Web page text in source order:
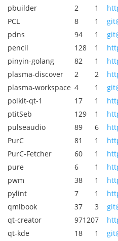
pbuilder
2 1
PCL
8 1
pdns
94 1
pencil
128 1
pinyin-golang
82 1
plasma-discover
2 2
plasma-workspace 4 1
polkit-qt-1
17 1
ptitSeb
129 1
pulseaudio
89 6
PurC
81 1
PurC-Fetcher
60 1
pure
6 1
pwm
38 1
pylint
7 1
qmlbook
37 3
qt-creator
971207
qt-kde
18 1